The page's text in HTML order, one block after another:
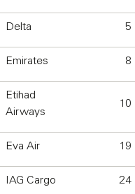
Delta 5
Emirates 8
Etihad
Airways
10
Eva Air 19
IAG Cargo 24